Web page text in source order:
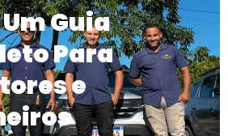
Guia
Para
e